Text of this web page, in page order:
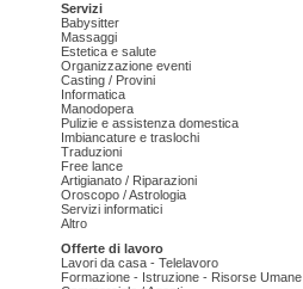
Servizi
Babysitter
Massaggi
Estetica e salute
Organizzazione eventi
Casting / Provini
Informatica
Manodopera
Pulizie e assistenza domestica
Imbiancature e traslochi
Traduzioni
Free lance
Artigianato / Riparazioni
Oroscopo / Astrologia
Servizi informatici
Altro
Offerte di lavoro
Lavori da casa - Telelavoro
Formazione - Istruzione - Risorse Umane